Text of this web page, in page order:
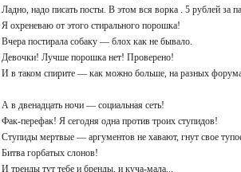
Ладно, надо писать посты. В этом вся ворка . 5 рублей за
Я охреневаю от этого стирального порошка!
Вчера постирала собаку — блох как не бывало.
Девочки! Лучше порошка нет! Проверено!
И в таком спирите — как можно больше, на разных
А в двенадцать ночи — социальная сеть!
Фак-перефак! Я сегодня одна против троих ступидов!
Ступиды мертвые — аргументов не хавают, гнут свое
Битва горбатых слонов!
И тренды тут тебе и бренды, и куча-мала...